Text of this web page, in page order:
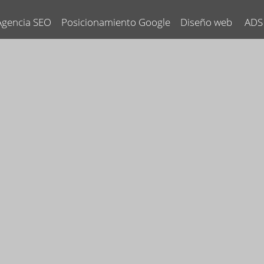
SEO Posicionamiento Google Diseño web ADS